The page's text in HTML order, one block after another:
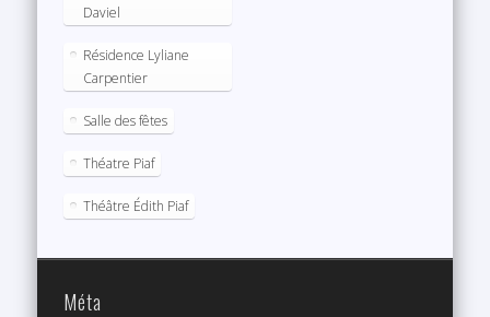
Daviel
Résidence Lyliane
Carpentier
Salle des fêtes
Théatre Piaf
Théâtre Édith Piaf
Méta